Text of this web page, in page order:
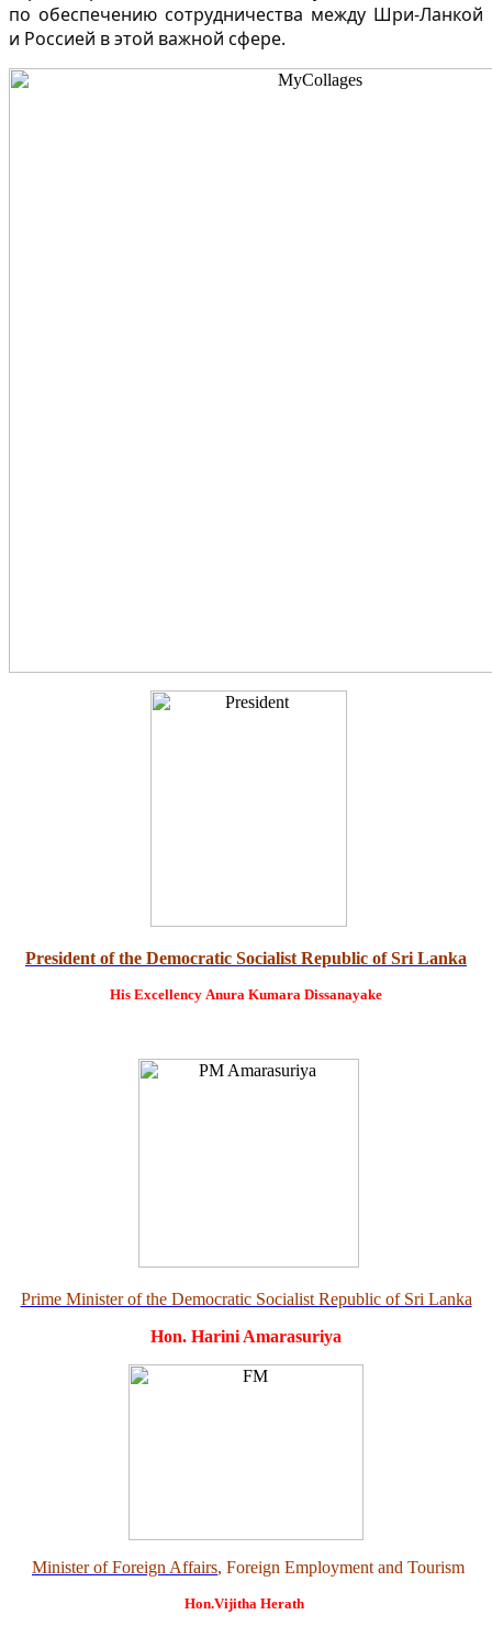
по обеспечению сотрудничества между Шри-Ланкой
и Россией в этой важной сфере.
President of the Democratic Socialist Republic of Sri Lanka
His Excellency Anura Kumara Dissanayake
Prime Minister of the Democratic Socialist Republic of Sri Lanka
Hon. Harini Amarasuriya
Minister of Foreign Affairs, Foreign Employment and Tourism
Hon.Vijitha Herath